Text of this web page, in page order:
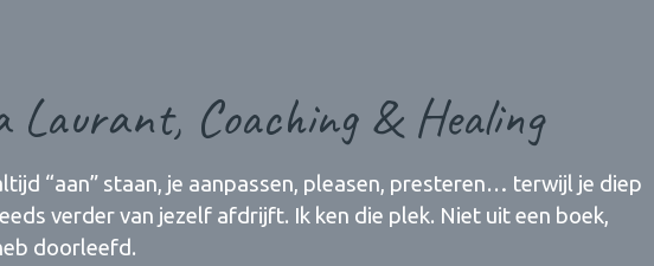
Laurant, Coaching & Healing
“aan” staan, je aanpassen, pleasen, presteren… terwijl je diep
verder van jezelf afdrijft. Ik ken die plek. Niet uit een boek,
doorleefd.